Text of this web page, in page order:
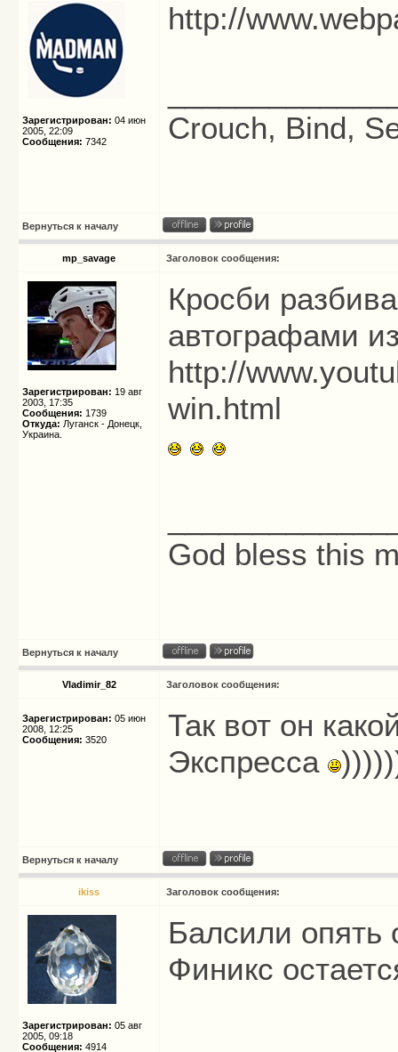
Зарегистрирован: 04 июн
2005, 22:09
Сообщения: 7342
http://
Crouch, Bind,
Вернуться к началу
mp_savage Заголовок сообщения:
Зарегистрирован: 19 авг
2003, 17:35
Сообщения: 1739
Откуда: Луганск - Донецк,
Украина.
Кросби
автографами
http://
win.html
God bless this
Вернуться к началу
Vladimir_82 Заголовок сообщения:
Зарегистрирован: 05 июн
2008, 12:25
Сообщения: 3520
Так вот он
Экспресса
Вернуться к началу
ikiss Заголовок сообщения:
Зарегистрирован: 05 авг
2005, 09:18
Сообщения: 4914
Балсили опять
Финикс